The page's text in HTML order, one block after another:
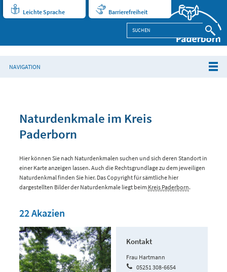
Leichte Sprache Barrierefreiheit
NAVIGATION
Naturdenkmale im Kreis
Paderborn
Hier können Sie nach Naturdenkmalen suchen und sich deren Standort in
einer Karte anzeigen lassen. Auch die Rechtsgrundlage zu dem jeweiligen
Naturdenkmal finden Sie hier. Das Copyright für sämtliche hier
dargestellten Bilder der Naturdenkmale liegt beim Kreis Paderborn.
22 Akazien
Kontakt
Frau Hartmann
05251 308-6654